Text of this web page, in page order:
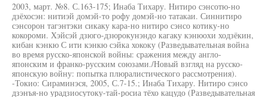
2003, март. №8. С.163-175; Инаба Тихару. Нитиро сэнсотю-но
дзёхосэн: нитиэй домэй-то рофу домэй-но татакаи. Синнитиро
сэнсорон тагэнтэки сикаку кара-но нитиро сэнсо котику-но
кокороми. Хэйсэй дзюго-дзюрокунэндо кагаку кэнюохи ходзёкин,
кибан кэнкю С ити кэнкю сэйка хококу (Разведывательная война
во время русско-японской войны: сражения между англо-
японским и франко-русским союзами./Новый взгляд на русско-
японскую войну: попытка плюралистического рассмотрения).
-Токио: Сираминэся, 2005, С.7-15.; Инаба Тихару. Нитиро сэнсо
дзэнъя-но урадзиосутоку-тай-росиа тёхо кацудо (Разведывательная